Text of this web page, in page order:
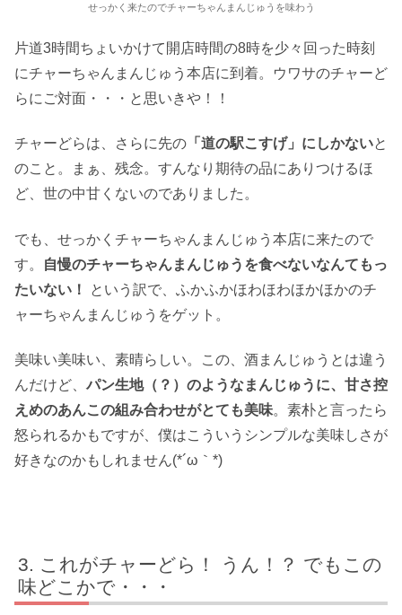
せっかく来たのでチャーちゃんまんじゅうを味わう
片道3時間ちょいかけて開店時間の8時を少々回った時刻
にチャーちゃんまんじゅう本店に到着。ウワサのチャーど
らにご対面・・・と思いきや！！
チャーどらは、さらに先の 「道の駅こすげ」にしかないと
のこと。まぁ、残念。すんなり期待の品にありつけるほ
ど、世の中甘くないのでありました。
でも、せっかくチャーちゃんまんじゅう本店に来たので
す。
自慢のチャーちゃんまんじゅうを食べないなんてもっ
たいない！
という訳で、ふかふかほわほわほかほかのチ
ャーちゃんまんじゅうをゲット。
美味い美味い、素晴らしい。この、酒まんじゅうとは違う
んだけど、 パン生地（？）のようなまんじゅうに、甘さ控
えめのあんこの組み合わせがとても美味。素朴と言ったら
怒られるかもですが、僕はこういうシンプルな美味しさが
好きなのかもしれません(*´ω｀*)
これがチャーどら！ うん！？ でもこの
味どこかで・・・